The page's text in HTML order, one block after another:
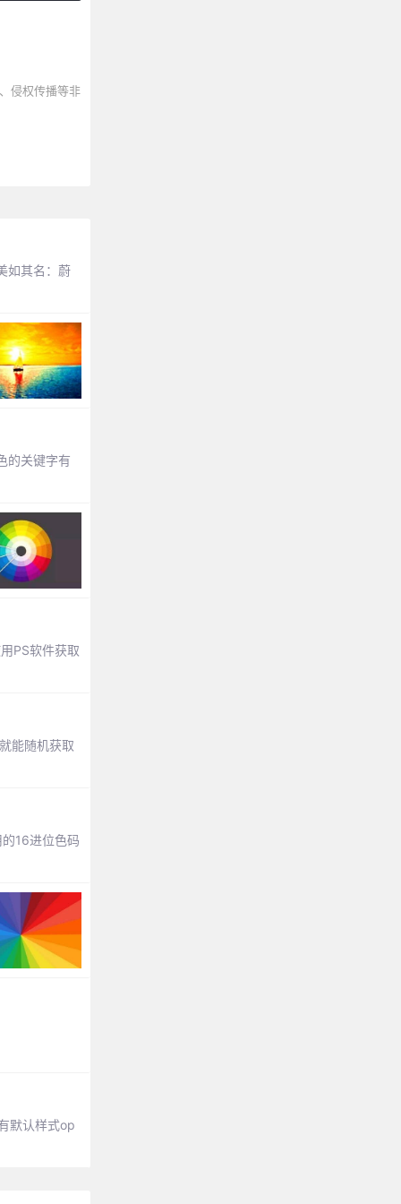
侵权传播等非
如其名：蔚
的关键字有
PS软件获取
能随机获取
16进位色码
默认样式op